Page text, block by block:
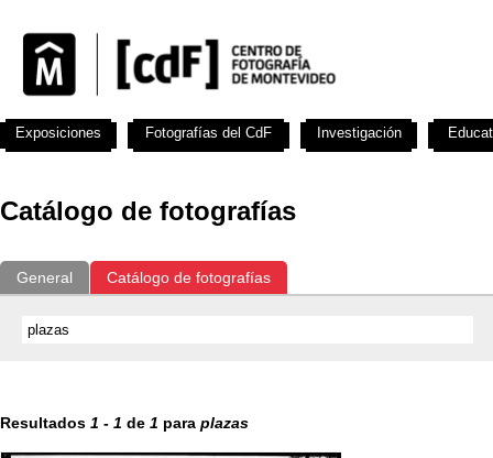
Catálogo de fotografías
General Catálogo de fotografías
Resultados 1 - 1 de 1 para plazas
Exposiciones Fotografías del CdF Investigación